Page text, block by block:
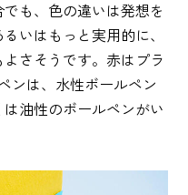
も、色の違いは発想を
いはもっと実用的に、
さそうです。赤はプラ
ンは、水性ボールペン
油性のボールペンがい